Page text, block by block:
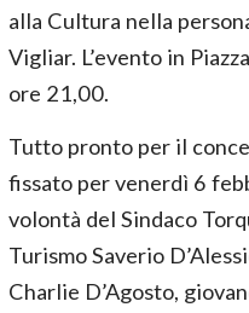
alla Cultura nella
Vigliar. L’evento in
ore 21,00.
Tutto pronto per il
fissato per venerdì 6
volontà del Sindaco
Turismo Saverio
Charlie D’Agosto,